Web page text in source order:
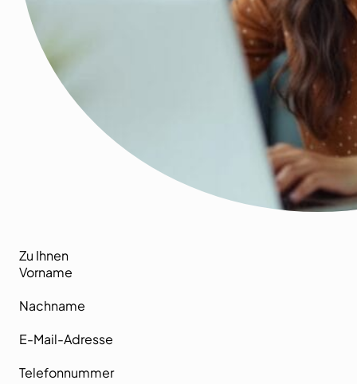
Zu Ihnen
Vorname
Nachname
E-Mail-Adresse
Telefonnummer